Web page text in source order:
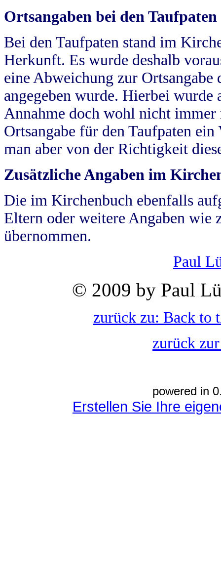
Ortsangaben bei den Taufpaten
Bei den Taufpaten stand im
Herkunft. Es wurde deshalb
eine Abweichung zur
angegeben wurde. Hierbei wurde
Annahme doch wohl nicht
Ortsangabe für den Taufpaten
man aber von der Richtigkeit
Zusätzliche Angaben im
Die im Kirchenbuch ebenfalls
Eltern oder weitere Angaben wie
übernommen.
Paul
© 2009 by Paul
zurück zu: Back to
zurück
powered in
Erstellen Sie Ihre